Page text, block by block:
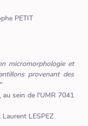
PETIT
micromorphologie et
provenant des
sein de l'UMR 7041
LESPEZ